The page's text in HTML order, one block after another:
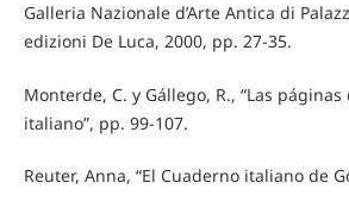
Galleria Nazionale d’Arte Antica di
edizioni De Luca, 2000, pp. 27-35.
Monterde, C. y Gállego, R., “Las
italiano”, pp. 99-107.
Reuter, Anna, “El Cuaderno italiano de